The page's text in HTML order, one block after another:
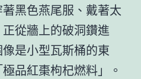
黑色燕尾服、戴著太
從牆上的破洞鑽進
是小型瓦斯桶的東
品紅棗枸杞燃料」。